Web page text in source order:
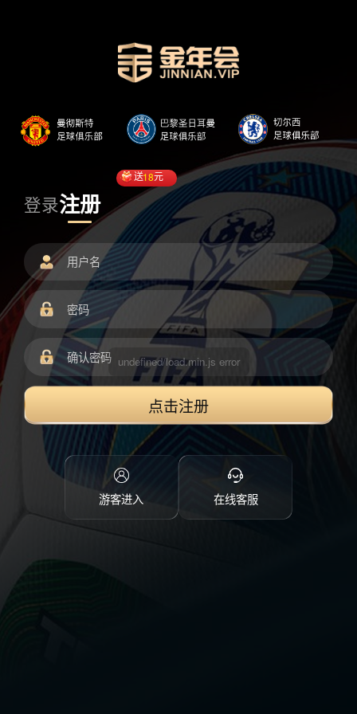
登录注册
送18元
点击注册
游客进入 在线客服